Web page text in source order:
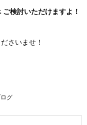
検討いただけますよ！
さいませ！
グ